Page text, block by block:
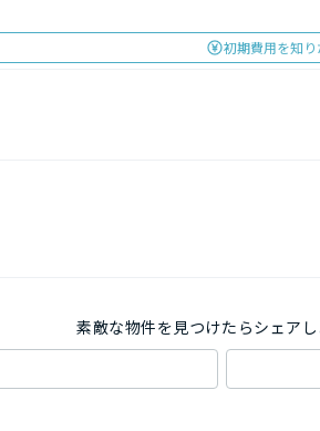
初期費用を知り
素敵な物件を見つけたらシェアし